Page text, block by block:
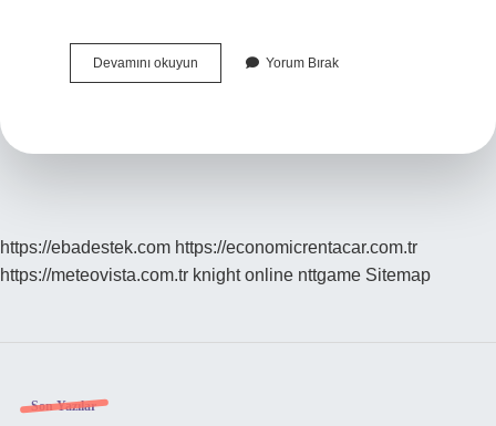
Devamını okuyun
Sınıfı
Yorum Bırak
https://ebadestek.com https://economicrentacar.com.tr
https://meteovista.com.tr knight online nttgame Sitemap
Son Yazılar